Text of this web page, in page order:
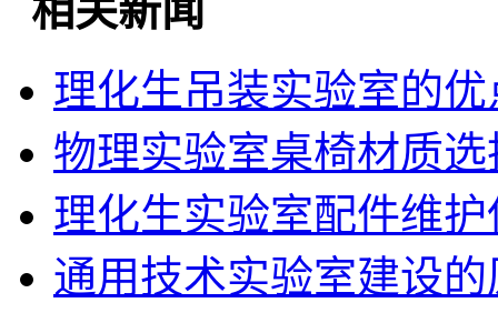
相关新闻
理化生吊装实验室的
物理实验室桌椅材质选
理化生实验室配件维
通用技术实验室建设